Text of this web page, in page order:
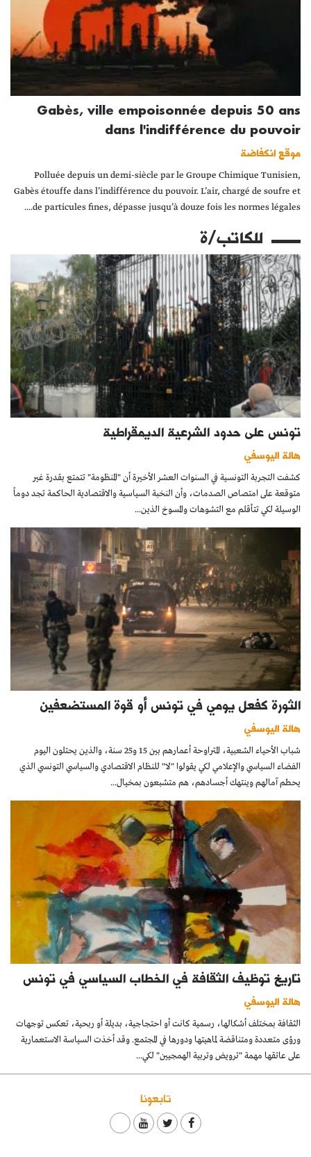
Gabès, ville empoisonnée depuis 50 ans
dans l'indifférence du pouvoir
موقع انكفاضة
Polluée depuis un demi-siècle par le Groupe Chimique Tunisien,
Gabès étouffe dans l’indifférence du pouvoir. L’air, chargé de soufre et
de particules fines, dépasse jusqu’à douze fois les normes légales....
للكاتب/ة
تونس على حدود الشرعية الديمقراطية
هالة اليوسفي
كشفت التجربة التونسية في السنوات العشر الأخيرة أن "المنظومة" تتمتع بقدرة غير
متوقعة على امتصاص الصدمات، وأن النخبة السياسية والاقتصادية الحاكمة تجد دوماً
الوسيلة لكي تتأقلم مع التشوهات والمسوخ الذين...
الثورة كفعل يومي في تونس أو قوة المستضعفين
هالة اليوسفي
شباب الأحياء الشعبية، المتراوحة أعمارهم بين 15 و25 سنة، والذين يحتلون اليوم
الفضاء السياسي والإعلامي لكي يقولوا "لا" للنظام الاقتصادي والسياسي التونسي الذي
يحطم آمالهم وينتهك أجسادهم، هم متشبعون بمخيال...
تاريخ توظيف الثقافة في الخطاب السياسي في تونس
هالة اليوسفي
الثقافة بمختلف أشكالها، رسمية كانت أو احتجاجية، بديلة أو ربحية، تعكس توجهات
ورؤى متعددة ومتناقضة لماهيتها ودورها في المجتمع. وقد أخذت السياسة الاستعمارية
على عاتقها مهمة "ترويض وتربية الهمجيين" لكي...
تابعونا